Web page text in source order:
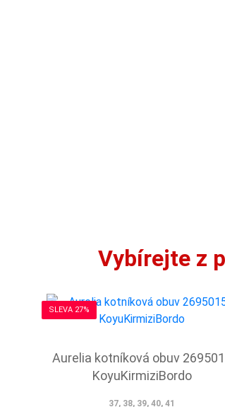
Vybírejte z
SLEVA 27%
Aurelia kotníková obuv
KoyuKirmiziBordo
37, 38, 39, 40, 41